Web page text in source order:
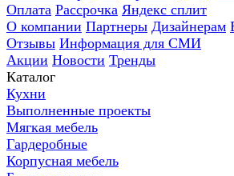
Оплата Рассрочка Яндекс сплит
О компании Партнеры Дизайнерам
Отзывы Информация для СМИ
Акции Новости Тренды
Каталог
Кухни
Выполненные проекты
Мягкая мебель
Гардеробные
Корпусная мебель